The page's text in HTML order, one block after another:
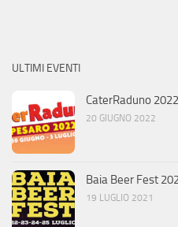
ULTIMI EVENTI
CaterRaduno 2022
20 GIUGNO 2022
Baia Beer Fest
19 LUGLIO 2021